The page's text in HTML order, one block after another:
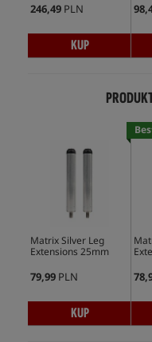
246,49 PLN
KUP
Matrix Silver Leg
Extensions 25mm
79,99 PLN
KUP